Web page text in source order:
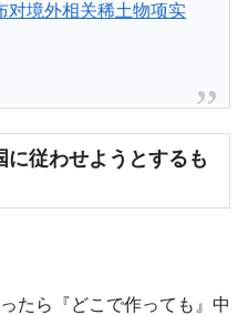
对境外相关稀土物项实
に従わせようとするも
たら『どこで作っても』中